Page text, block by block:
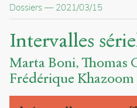
Boni,
Marta.
Lafleur,
Khazoom,
Frédérique.
Intervalles
Dossiers — 2021/03/15
Intervalles
Marta Boni Thomas
Frédérique Khazoom